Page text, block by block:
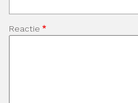
Reactie